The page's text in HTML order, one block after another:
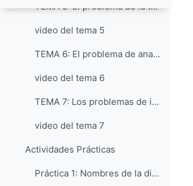
TEMA 5: El problema de la terminología: el vocabulario del análisis histórico religioso
video del tema 5
TEMA 6: El problema de analizar ciertas experiencias religiosas: el "asalto a la razón"
video del tema 6
TEMA 7: Los problemas de implantación de la disciplina: el ejemplo español
video del tema 7
Actividades Prácticas
Práctica 1: Nombres de la disciplina